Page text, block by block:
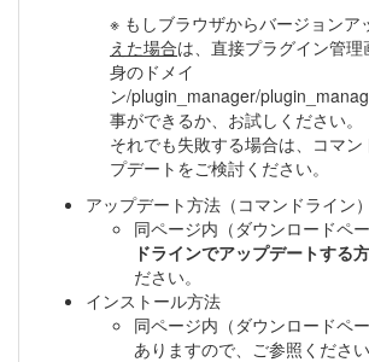
※ もしブラウザからバージョンア
えた場合は、直接プラグイン管
身のドメイ
ン/plugin_manager/
事ができるか、お試しください。
それでも失敗する場合は、コマン
プデートをご検討ください。
アップデート方法（コマンドライン）
同ページ内（ダウンロードペ
ドラインでアップデートする方
ださい。
インストール方法
同ページ内（ダウンロードペ
ありますので、ご参照ください